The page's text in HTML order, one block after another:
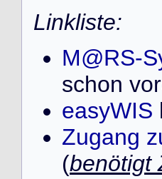
Linkliste:
M@RS-
schon
easyWIS
Zugang
(benötigt